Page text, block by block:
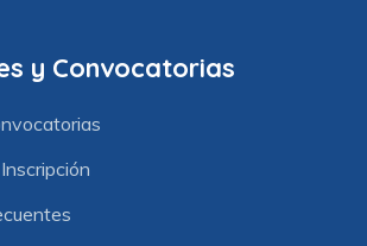
y Convocatorias